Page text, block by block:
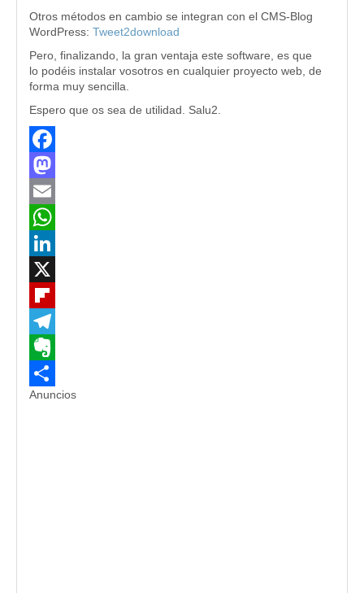
Otros métodos en cambio se integran con el CMS-Blog
WordPress: Tweet2download
Pero, finalizando, la gran ventaja este software, es que
lo podéis instalar vosotros en cualquier proyecto web, de
forma muy sencilla.
Espero que os sea de utilidad. Salu2.
Facebook
Mastodon
Email
WhatsApp
LinkedIn
Flipboard
Telegram
Evernote
Compartir
Anuncios